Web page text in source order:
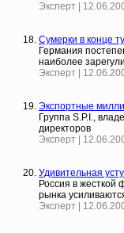
Эксперт |
Сумерки в конце
Германия
наиболее
Эксперт |
Экспортные
Группа S.P.I.,
директоров
Эксперт |
Удивительная
Россия в жесткой
рынка
Эксперт |